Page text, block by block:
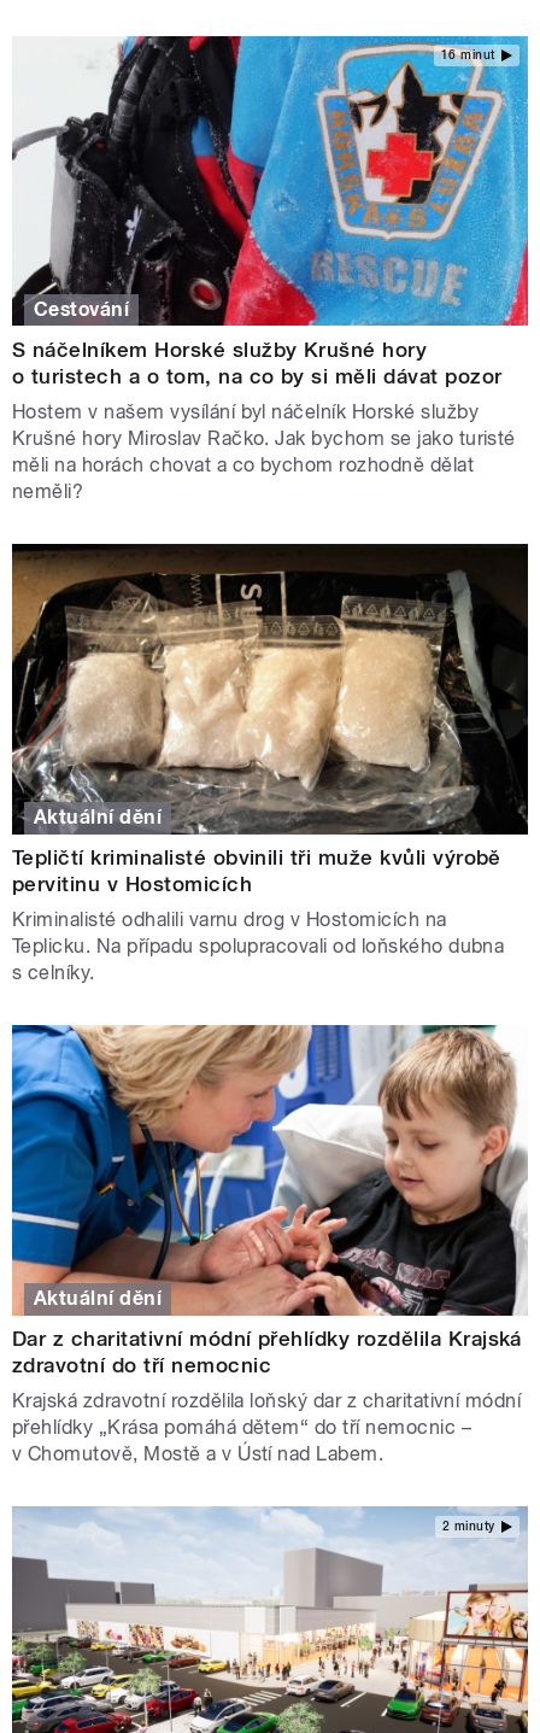
16 minut
Cestování
S náčelníkem Horské služby Krušné hory
o turistech a o tom, na co by si měli dávat pozor
Hostem v našem vysílání byl náčelník Horské služby
Krušné hory Miroslav Račko. Jak bychom se jako turisté
měli na horách chovat a co bychom rozhodně dělat
neměli?
Aktuální dění
Tepličtí kriminalisté obvinili tři muže kvůli výrobě
pervitinu v Hostomicích
Kriminalisté odhalili varnu drog v Hostomicích na
Teplicku. Na případu spolupracovali od loňského dubna
s celníky.
Aktuální dění
Dar z charitativní módní přehlídky rozdělila Krajská
zdravotní do tří nemocnic
Krajská zdravotní rozdělila loňský dar z charitativní módní
přehlídky „Krása pomáhá dětem“ do tří nemocnic –
v Chomutově, Mostě a v Ústí nad Labem.
2 minuty